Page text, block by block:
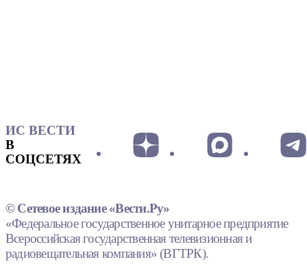
ИС ВЕСТИ
В
СОЦСЕТЯХ
© Сетевое издание «Вести.Ру»
«Федеральное государственное унитарное предприятие
Всероссийская государственная телевизионная и
радиовещательная компания» (ВГТРК).